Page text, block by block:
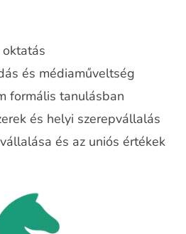
és médiaműveltség
formális tanulásban
és helyi szerepvállalás
és az uniós értékek